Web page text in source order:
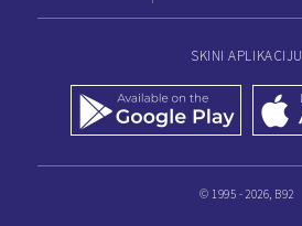
SKINI APLIKACIJU
© 1995 - 2026, B92